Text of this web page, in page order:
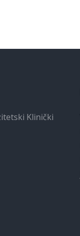
Klinički